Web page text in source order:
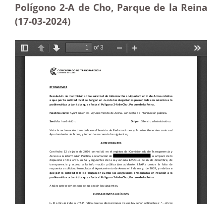
Polígono 2-A de Cho, Parque de la Reina
(17-03-2024)